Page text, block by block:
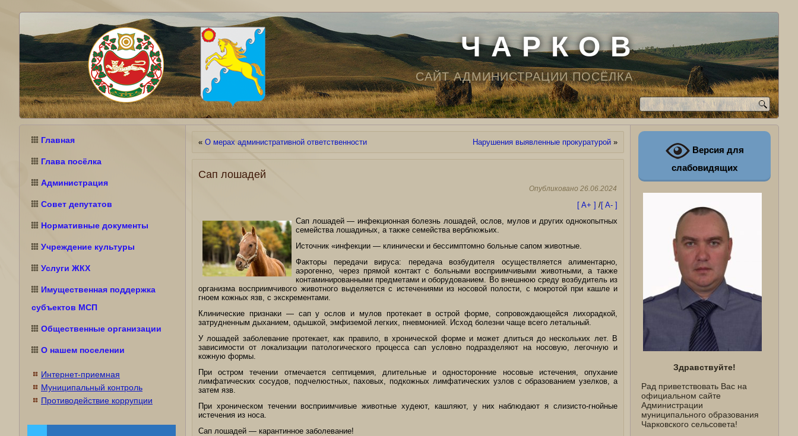
Ч А Р К О В
САЙТ АДМИНИСТРАЦИИ ПОСЁЛКА
Главная
Глава посёлка
Администрация
Совет депутатов
Нормативные документы
Учреждение культуры
Услуги ЖКХ
Имущественная поддержка
субъектов МСП
Общественные организации
О нашем поселении
Интернет-приемная
Муниципальный контроль
Противодействие коррупции
« О мерах административной ответственности Нарушения выявленные прокуратурой »
Сап лошадей
Опубликовано 26.06.2024
[ A+ ] /[ A- ]
Сап лошадей — инфекционная болезнь лошадей, ослов, мулов и других однокопытных
семейства лошадиных, а также семейства верблюжьих.
Источник «инфекции — клинически и бессимптомно больные сапом животные.
Факторы передачи вируса: передача возбудителя осуществляется алиментарно,
аэрогенно, через прямой контакт с больными восприимчивыми животными, а также
контаминированными предметами и оборудованием. Во внешнюю среду возбудитель из
организма восприимчивого животного выделяется с истечениями из носовой полости, с мокротой при кашле и
гноем кожных язв, с экскрементами.
Клинические признаки — сап у ослов и мулов протекает в острой форме, сопровождающейся лихорадкой,
затрудненным дыханием, одышкой, эмфиземой легких, пневмонией. Исход болезни чаще всего летальный.
У лошадей заболевание протекает, как правило, в хронической форме и может длиться до нескольких лет. В
зависимости от локализации патологического процесса caп условно подразделяют на носовую, легочную и
кожную формы.
При остром течении отмечается септицемия, длительные и односторонние носовые истечения, опухание
лимфатических сосудов, подчелюстных, паховых, подкожных лимфатических узлов с образованием узелков, а
затем язв.
При хроническом течении восприимчивые животные худеют, кашляют, у них наблюдают я слизисто-гнойные
истечения из носа.
Сап лошадей — карантинное заболевание!
Версия для
слабовидящих
Здравствуйте!
Рад приветствовать Вас на
официальном сайте
Администрации
муниципального образования
Чарковского сельсовета!